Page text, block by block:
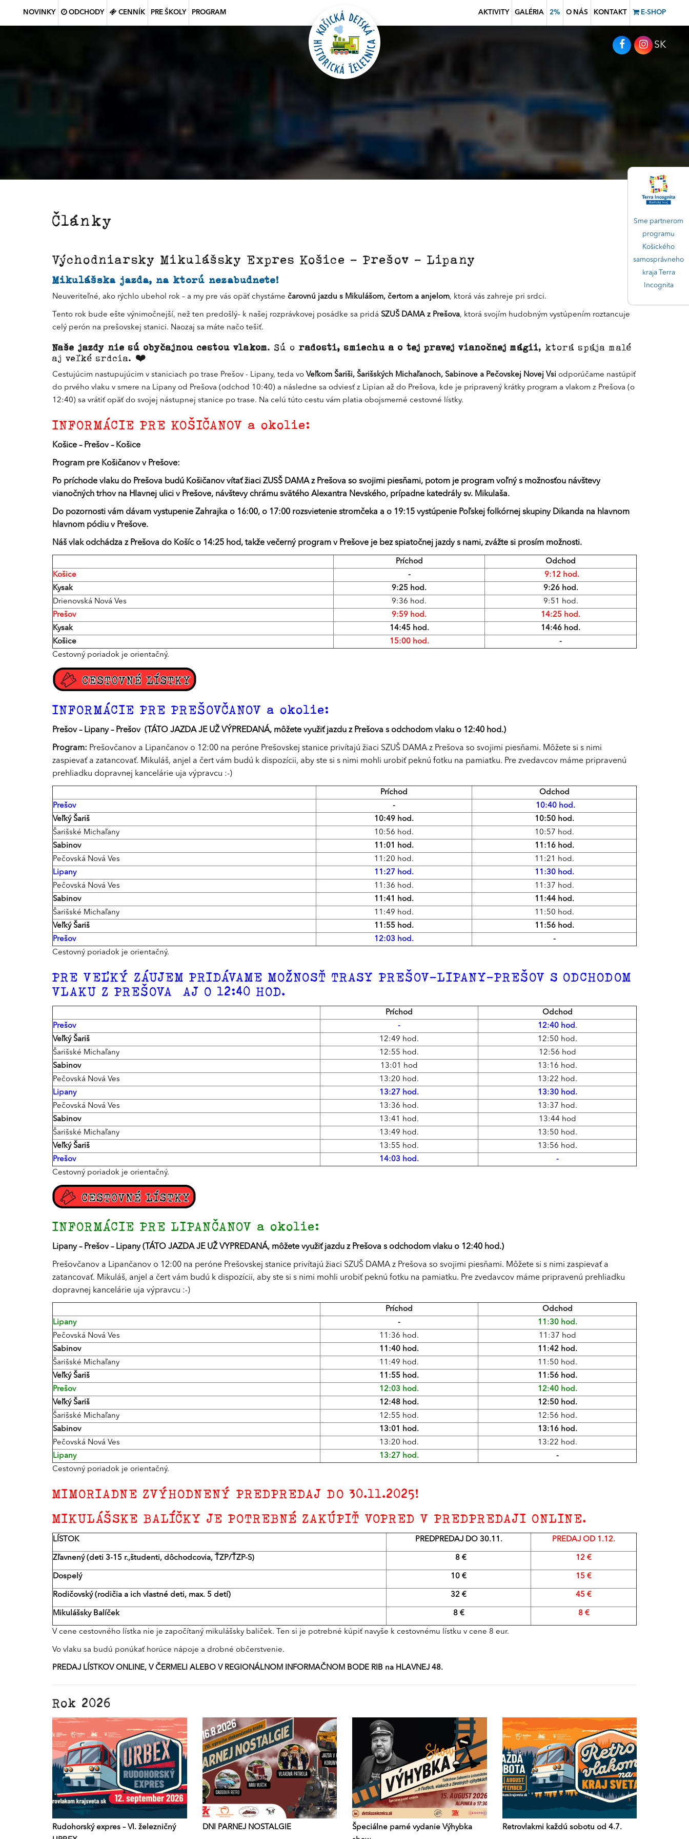
Sme partnerom
programu
Košického
samosprávneho
kraja Terra
Incognita
NOVINKY ODCHODY CENNÍK PRE ŠKOLY PROGRAM AKTIVITY GALÉRIA 2% O NÁS KONTAKT E-SHOP
SK
Články
Východniarsky Mikulášsky Expres Košice - Prešov - Lipany
Mikulášska jazda, na ktorú nezabudnete!
Neuveriteľné, ako rýchlo ubehol rok – a my pre vás opäť chystáme čarovnú jazdu s Mikulášom, čertom a anjelom, ktorá vás zahreje pri srdci.
Tento rok bude ešte výnimočnejší, než ten predošlý– k našej rozprávkovej posádke sa pridá SZUŠ DAMA z Prešova, ktorá svojím hudobným vystúpením roztancuje
celý perón na prešovskej stanici. Naozaj sa máte načo tešiť.
Naše jazdy nie sú obyčajnou cestou vlakom. Sú o radosti, smiechu a o tej pravej vianočnej mágii, ktorá spája malé
aj veľké srdcia. ❤️
Cestujúcim nastupujúcim v staniciach po trase Prešov - Lipany, teda vo Veľkom Šariši, Šarišských Michaľanoch, Sabinove a Pečovskej Novej Vsi odporúčame nastúpiť
do prvého vlaku v smere na Lipany od Prešova (odchod 10:40) a následne sa odviesť z Lipian až do Prešova, kde je pripravený krátky program a vlakom z Prešova (o
12:40) sa vrátiť opäť do svojej nástupnej stanice po trase. Na celú túto cestu vám platia obojsmerné cestovné lístky.
INFORMÁCIE PRE KOŠIČANOV a okolie:
Košice – Prešov – Košice
Program pre Košičanov v Prešove:
Po príchode vlaku do Prešova budú Košičanov vítať žiaci ZUSŠ DAMA z Prešova so svojimi piesňami, potom je program voľný s možnosťou návštevy
vianočných trhov na Hlavnej ulici v Prešove, návštevy chrámu svätého Alexantra Nevského, prípadne katedrály sv. Mikulaša.
Do pozornosti vám dávam vystupenie Zahrajka o 16:00, o 17:00 rozsvietenie stromčeka a o 19:15 vystúpenie Poľskej folkórnej skupiny Dikanda na hlavnom
hlavnom pódiu v Prešove.
Náš vlak odchádza z Prešova do Košíc o 14:25 hod, takže večerný program v Prešove je bez spiatočnej jazdy s nami, zvážte si prosím možnosti.
Príchod
Odchod
Košice
-
9:12 hod.
Kysak
9:25 hod.
9:26 hod.
Drienovská Nová Ves
9:36 hod.
9:51 hod.
Prešov
9:59 hod.
14:25 hod.
Kysak
14:45 hod.
14:46 hod.
Košice
15:00 hod.
-
Cestovný poriadok je orientačný.
INFORMÁCIE PRE PREŠOVČANOV a okolie:
Prešov – Lipany – Prešov (TÁTO JAZDA JE UŽ VÝPREDANÁ, môžete využiť jazdu z Prešova s odchodom vlaku o 12:40 hod.)
Program: Prešovčanov a Lipančanov o 12:00 na peróne Prešovskej stanice privítajú žiaci SZUŠ DAMA z Prešova so svojimi piesňami. Môžete si s nimi
zaspievať a zatancovať. Mikuláš, anjel a čert vám budú k dispozícii, aby ste si s nimi mohli urobiť peknú fotku na pamiatku. Pre zvedavcov máme pripravenú
prehliadku dopravnej kancelárie uja výpravcu :-)
Príchod
Odchod
Prešov
-
10:40 hod.
Veľký Šariš
10:49 hod.
10:50 hod.
Šarišské Michaľany
10:56 hod.
10:57 hod.
Sabinov
11:01 hod.
11:16 hod.
Pečovská Nová Ves
11:20 hod.
11:21 hod.
Lipany
11:27 hod.
11:30 hod.
Pečovská Nová Ves
11:36 hod.
11:37 hod.
Sabinov
11:41 hod.
11:44 hod.
Šarišské Michaľany
11:49 hod.
11:50 hod.
Veľký Šariš
11:55 hod.
11:56 hod.
Prešov
12:03 hod.
-
Cestovný poriadok je orientačný.
PRE VEĽKÝ ZÁUJEM PRIDÁVAME MOŽNOSŤ TRASY PREŠOV-LIPANY-PREŠOV S ODCHODOM
VLAKU Z PREŠOVA AJ O 12:40 HOD.
Príchod
Odchod
Prešov
- 12:40 hod.
Veľký Šariš
12:49 hod.
12:50 hod.
Šarišské Michaľany
12:55 hod.
12:56 hod
Sabinov
13:01 hod
13:16 hod.
Pečovská Nová Ves
13:20 hod.
13:22 hod.
Lipany
13:27 hod.
13:30 hod.
Pečovská Nová Ves
13:36 hod.
13:37 hod.
Sabinov
13:41 hod.
13:44 hod
Šarišské Michaľany
13:49 hod.
13:50 hod.
Veľký Šariš
13:55 hod.
13:56 hod.
Prešov
14:03 hod.
-
Cestovný poriadok je orientačný.
INFORMÁCIE PRE LIPANČANOV a okolie:
Lipany – Prešov – Lipany (TÁTO JAZDA JE UŽ VYPREDANÁ, môžete využiť jazdu z Prešova s odchodom vlaku o 12:40 hod.)
Prešovčanov a Lipančanov o 12:00 na peróne Prešovskej stanice privítajú žiaci SZUŠ DAMA z Prešova so svojimi piesňami. Môžete si s nimi zaspievať a
zatancovať. Mikuláš, anjel a čert vám budú k dispozícii, aby ste si s nimi mohli urobiť peknú fotku na pamiatku. Pre zvedavcov máme pripravenú prehliadku
dopravnej kancelárie uja výpravcu :-)
Príchod
Odchod
Lipany
-
11:30 hod.
Pečovská Nová Ves
11:36 hod.
11:37 hod
Sabinov
11:40 hod.
11:42 hod.
Šarišské Michaľany
11:49 hod.
11:50 hod.
Veľký Šariš
11:55 hod.
11:56 hod.
Prešov
12:03 hod.
12:40 hod.
Veľký Šariš
12:48 hod.
12:50 hod.
Šarišské Michaľany
12:55 hod.
12:56 hod.
Sabinov
13:01 hod.
13:16 hod.
Pečovská Nová Ves
13:20 hod.
13:22 hod.
Lipany
13:27 hod.
-
Cestovný poriadok je orientačný.
MIMORIADNE ZVÝHODNENÝ PREDPREDAJ DO 30.11.2025!
MIKULÁŠSKE BALÍČKY JE POTREBNÉ ZAKÚPIŤ VOPRED V PREDPREDAJI ONLINE.
LÍSTOK PREDPREDAJ DO 30.11. PREDAJ OD 1.12.
Zľavnený (deti 3-15 r.,študenti, dôchodcovia, ŤZP/ŤZP-S) 8 € 12 €
Dospelý 10 € 15 €
Rodičovský (rodičia a ich vlastné deti, max. 5 detí) 32 € 45 €
Mikulášsky Balíček 8 € 8 €
V cene cestovného lístka nie je započítaný mikulášsky baliček. Ten si je potrebné kúpiť navyše k cestovnému lístku v cene 8 eur.
Vo vlaku sa budú ponúkať horúce nápoje a drobné občerstvenie.
PREDAJ LÍSTKOV ONLINE, V ČERMELI ALEBO V REGIONÁLNOM INFORMAČNOM BODE RIB na HLAVNEJ 48.
Rok 2026
Rudohorský expres – VI. železničný
DNI PARNEJ NOSTALGIE
Špeciálne parné vydanie Výhybka
Retrovlakmi každú sobotu od 4.7.